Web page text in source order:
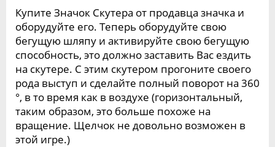
Купите Значок Скутера от продавца значка и
оборудуйте его. Теперь оборудуйте свою
бегущую шляпу и активируйте свою бегущую
способность, это должно заставить Вас ездить
на скутере. С этим скутером прогоните своего
рода выступ и сделайте полный поворот на 360
°, в то время как в воздухе (горизонтальный,
таким образом, это больше похоже на
вращение. Щелчок не довольно возможен в
этой игре.)